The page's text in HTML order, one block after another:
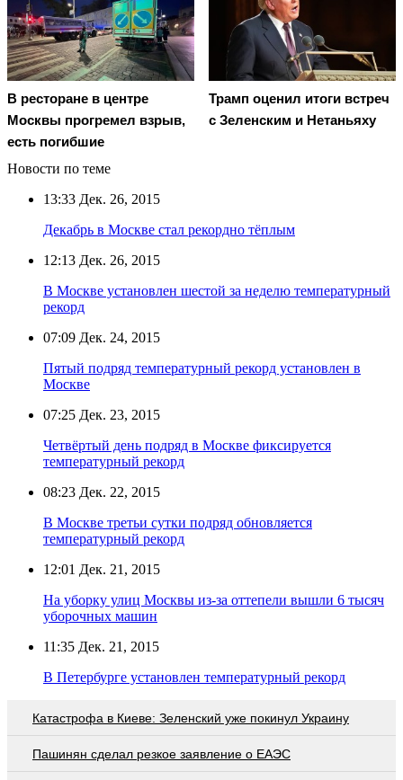
В ресторане в центре
Москвы прогремел взрыв,
есть погибшие
Трамп оценил итоги встреч
с Зеленским и Нетаньяху
Новости по теме
13:33 Дек. 26, 2015
Декабрь в Москве стал рекордно тёплым
12:13 Дек. 26, 2015
В Москве установлен шестой за неделю температурный
рекорд
07:09 Дек. 24, 2015
Пятый подряд температурный рекорд установлен в
Москве
07:25 Дек. 23, 2015
Четвёртый день подряд в Москве фиксируется
температурный рекорд
08:23 Дек. 22, 2015
В Москве третьи сутки подряд обновляется
температурный рекорд
12:01 Дек. 21, 2015
На уборку улиц Москвы из-за оттепели вышли 6 тысяч
уборочных машин
11:35 Дек. 21, 2015
В Петербурге установлен температурный рекорд
Катастрофа в Киеве: Зеленский уже покинул Украину
Пашинян сделал резкое заявление о ЕАЭС